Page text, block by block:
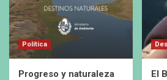
Política
Progreso y naturaleza
El